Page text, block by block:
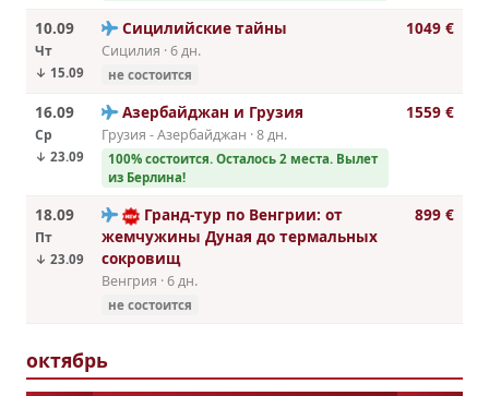
10.09
Чт
↓ 15.09
Сицилийские тайны
Сицилия · 6 дн.
не состоится
1049 €
16.09
Ср
↓ 23.09
Азербайджан и Грузия
Грузия - Азербайджан · 8 дн.
100% cостоится. Осталось 2 места. Вылет
из Берлина!
1559 €
18.09
Пт
↓ 23.09
Гранд-тур по Венгрии: от
жемчужины Дуная до термальных
сокровищ
Венгрия · 6 дн.
не состоится
899 €
октябрь